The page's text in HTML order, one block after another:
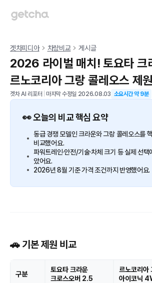
겟차피디아 차량비교 게시글
2026 라이벌 매치! 토요타 크
르노코리아 그랑 콜레오스 제
겟차 AI 리포터 마지막 수정일 2026.08.03 소요시간 약9분
👀 오늘의 비교 핵심 요약
동급 경쟁 모델인 크라운와 그랑 콜레오스를
비교했어요.
파워트레인·안전/기술·차체 크기 등 실제 선
았어요.
2026년 8월 기준 가격 조건까지 반영했어요.
🚗 기본 제원 비교
구분
토요타 크라운
크로스오버 2.5
르노코리아
아이코닉